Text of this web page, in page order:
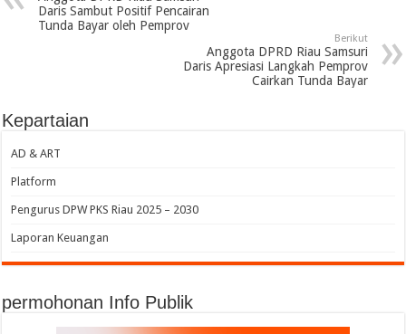
Daris Sambut Positif Pencairan
Tunda Bayar oleh Pemprov
Berikut
Anggota DPRD Riau Samsuri
Daris Apresiasi Langkah Pemprov
Cairkan Tunda Bayar
Kepartaian
AD & ART
Platform
Pengurus DPW PKS Riau 2025 – 2030
Laporan Keuangan
permohonan Info Publik